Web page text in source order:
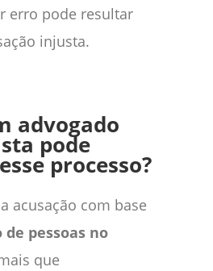
erro pode resultar
injusta.
advogado
pode
processo?
acusação com base
de pessoas no
que